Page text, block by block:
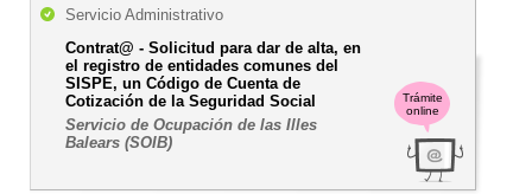
Trámite
online
Servicio Administrativo
Contrat@ - Solicitud para dar de alta, en
el registro de entidades comunes del
SISPE, un Código de Cuenta de
Cotización de la Seguridad Social
Servicio de Ocupación de las Illes
Balears (SOIB)